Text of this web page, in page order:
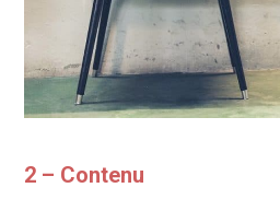
2 – Contenu